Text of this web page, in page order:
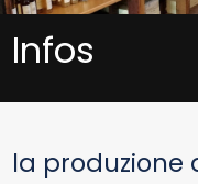
Infos
la